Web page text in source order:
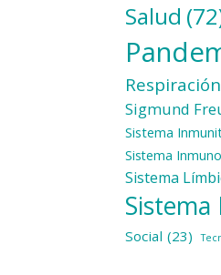
Salud
Respiración
Sigmund
Sistema
Sistema
Sistema
Sistema
Social (23)